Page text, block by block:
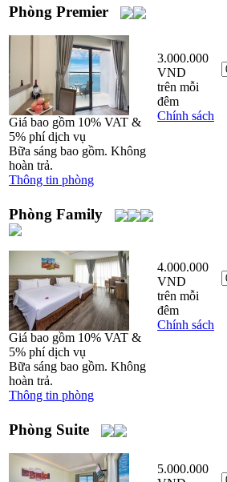
Phòng Premier
Giá bao gồm 10% VAT &
5% phí dịch vụ
Bữa sáng bao gồm. Không
hoàn trả.
Thông tin phòng
3.000.000
VND
trên mỗi
đêm
Chính sách
Phòng Family
Giá bao gồm 10% VAT &
5% phí dịch vụ
Bữa sáng bao gồm. Không
hoàn trả.
Thông tin phòng
4.000.000
VND
trên mỗi
đêm
Chính sách
Phòng Suite
5.000.000